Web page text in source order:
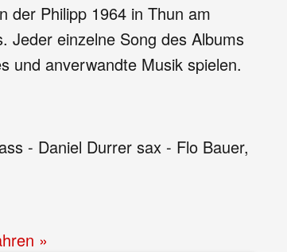
der Philipp 1964 in Thun am
Jeder einzelne Song des Albums
und anverwandte Musik spielen.
- Daniel Durrer sax - Flo Bauer,
»